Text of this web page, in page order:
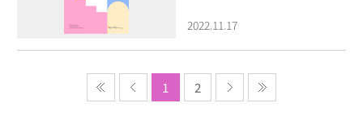
2022.11.17
1 2